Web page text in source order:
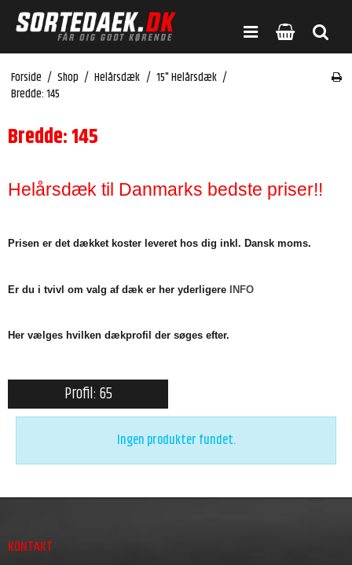
Forside / Shop / Helårsdæk / 15" Helårsdæk /
Bredde: 145
Bredde: 145
Helårsdæk til Danmarks bedste priser!!
Prisen er det dækket koster leveret hos dig inkl. Dansk moms.
Er du i tvivl om valg af dæk er her yderligere INFO
Her vælges hvilken dækprofil der søges efter.
Profil: 65
Ingen produkter fundet.
KONTAKT